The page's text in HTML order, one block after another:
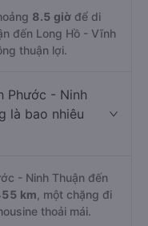
8.5 giờ để di
đến Long Hồ - Vĩnh
thuận lợi.
Phước - Ninh
là bao nhiêu
- Ninh Thuận đến
km , một chặng đi
thoải mái.